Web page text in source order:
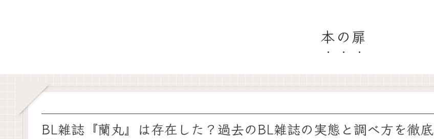
本の扉
BL雑誌『蘭丸』は存在した？過去のBL雑誌の実態と調べ方を徹底